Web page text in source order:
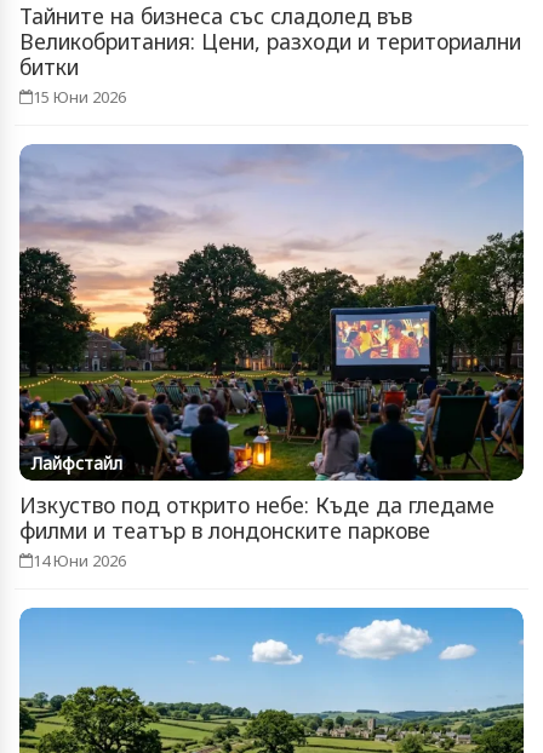
Тайните на бизнеса със сладолед във
Великобритания: Цени, разходи и териториални
битки
15 Юни 2026
Лайфстайл
Изкуство под открито небе: Къде да гледаме
филми и театър в лондонските паркове
14 Юни 2026